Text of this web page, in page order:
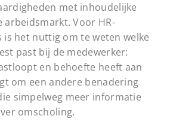
met inhoudelijke
arbeidsmarkt. Voor HR-
is het nuttig om te weten welke
past bij de medewerker:
en behoefte heeft aan
om een andere benadering
simpelweg meer informatie
omscholing.